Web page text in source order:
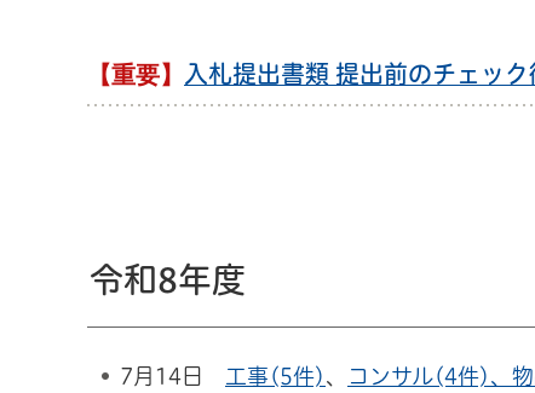
【重要】 入札提出書類 提出前のチェッ
令和8年度
7月14日 工事(5件) 、 コンサル(4件)、